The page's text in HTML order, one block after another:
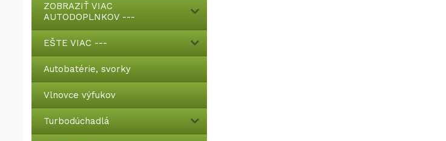
ZOBRAZIŤ VIAC
AUTODOPLNKOV ---
EŠTE VIAC ---
Autobatérie, svorky
Vlnovce výfukov
Turbodúchadlá